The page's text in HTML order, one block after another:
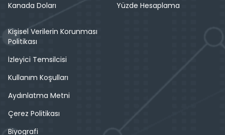
Kanada Doları
Yüzde Hesaplama
Kişisel Verilerin Korunması
Politikası
İzleyici Temsilcisi
Kullanım Koşulları
Aydınlatma Metni
Çerez Politikası
Biyografi